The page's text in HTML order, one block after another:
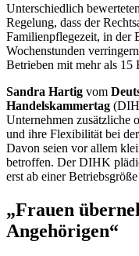
Unterschiedlich
Regelung, dass der
Familienpflegezeit, in der
Wochenstunden
Betrieben mit mehr als 15
Sandra Hartig vom
Handelskammertag
Unternehmen zusätzliche
und ihre Flexibilität bei
Davon seien vor allem
betroffen. Der DIHK
erst ab einer
„Frauen
Angehörigen“